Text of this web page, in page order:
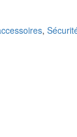
,